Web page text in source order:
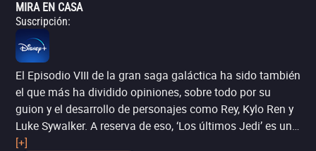
MIRA EN CASA
Suscripción:
El Episodio VIII de la gran saga galáctica ha sido también
el que más ha dividido opiniones, sobre todo por su
guion y el desarrollo de personajes como Rey, Kylo Ren y
Luke Sywalker. A reserva de eso, ‘Los últimos Jedi’ es una
de las entregas más impresionantes de Star Wars, con
[+]